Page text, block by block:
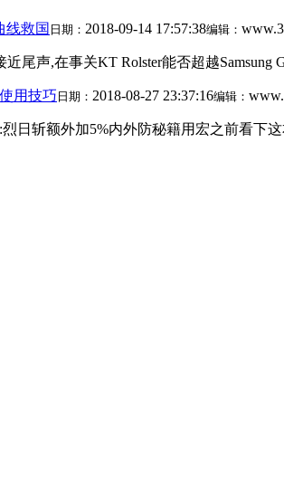
线救国 日期： 2018-09-14 17:57:38编辑：
尾声,在事关KT Rolster能否超越
用技巧 日期： 2018-08-27 23:37:16编辑：
日斩额外加5%内外防秘籍用宏之前看下